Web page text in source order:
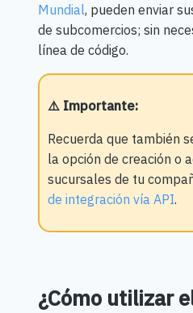
Mundial, pueden enviar
de subcomercios; sin
línea de código.
⚠️ Importante:
Recuerda que también
la opción de creación o
sucursales de tu
de integración vía API.
¿Cómo utilizar